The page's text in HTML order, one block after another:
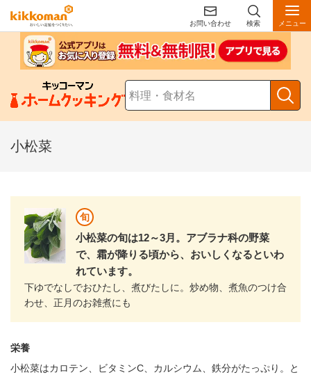
お問い合わせ 検索 メニュー
小松菜
旬
小松菜の旬は12～3月。アブラナ科の野菜
で、霜が降りる頃から、おいしくなるといわ
れています。
下ゆでなしでおひたし、煮びたしに。炒め物、煮魚のつけ合
わせ、正月のお雑煮にも
栄養
小松菜はカロテン、ビタミンC、カルシウム、鉄分がたっぷり。と